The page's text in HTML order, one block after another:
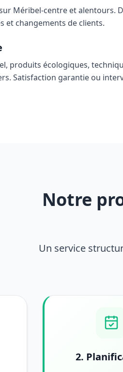
Méribel-centre et alentours.
et changements de clients.
produits écologiques,
Satisfaction garantie ou
Notre
Un service
2.